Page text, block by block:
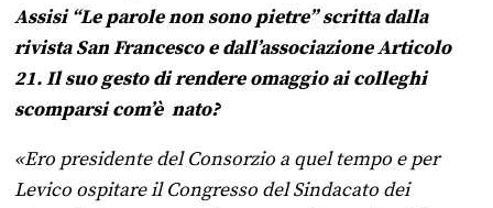
Assisi “Le parole non sono pietre” scritta dalla
rivista San Francesco e dall’associazione Articolo
21. Il suo gesto di rendere omaggio ai colleghi
scomparsi com’è nato?
«Ero presidente del Consorzio a quel tempo e per
Levico ospitare il Congresso del Sindacato dei